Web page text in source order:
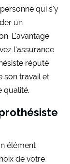
qui s’y
un
L’avantage
l’assurance
réputé
son travail et
qualité.
élément
de votre